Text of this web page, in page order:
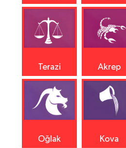
Terazi Akrep
Oğlak Kova